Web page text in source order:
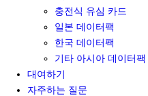
충전식 유심 카드
일본 데이터팩
한국 데이터팩
기타 아시아 데이터팩
대여하기
자주하는 질문